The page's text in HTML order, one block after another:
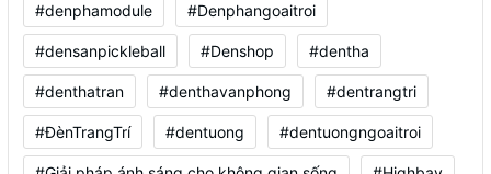
#denphamodule #Denphangoaitroi
#densanpickleball #Denshop #dentha
#denthatran #denthavanphong #dentrangtri
#ĐènTrangTrí #dentuong #dentuongngoaitroi